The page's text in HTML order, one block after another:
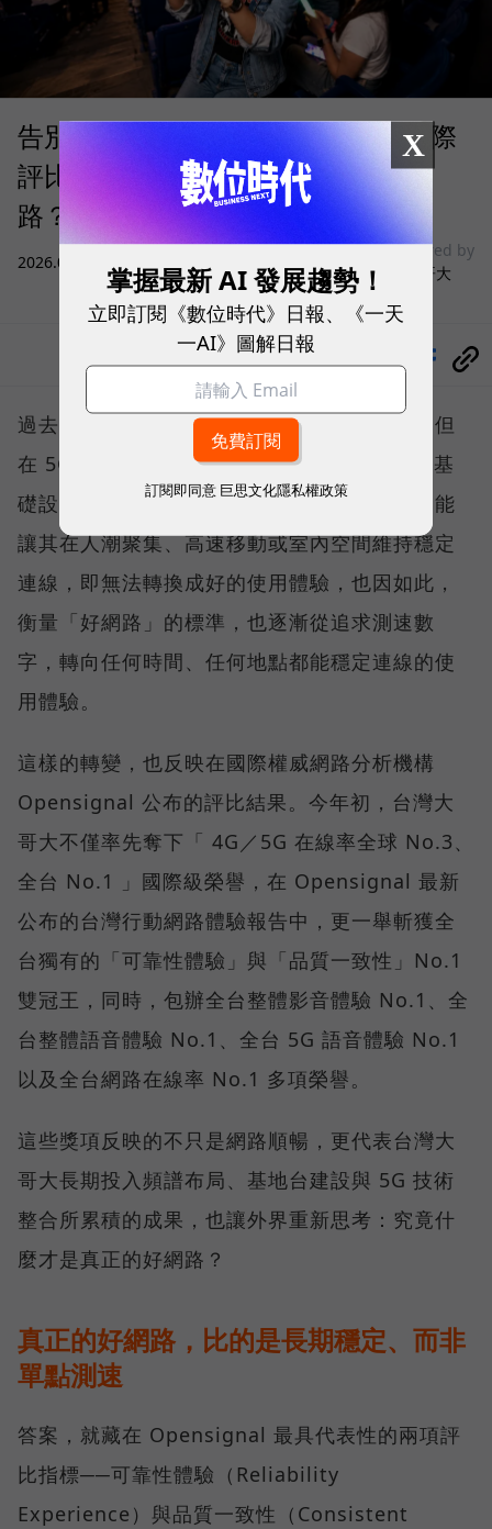
告別「極速迷思」！Opensignal 國際
評比揭密：什麼才是 5G 時代的好網
路？
2026.08.03 3C生活
sponsored by
台灣大哥大
過去，下載速度是評價電信服務的重要指標，但
在 5G 成為工作、娛樂、生活不可或缺的數位基
礎設施後，消費者發現，再快的網速，如果不能
讓其在人潮聚集、高速移動或室內空間維持穩定
連線，即無法轉換成好的使用體驗，也因如此，
衡量「好網路」的標準，也逐漸從追求測速數
字，轉向任何時間、任何地點都能穩定連線的使
用體驗。
這樣的轉變，也反映在國際權威網路分析機構
Opensignal 公布的評比結果。今年初，台灣大
哥大不僅率先奪下「 4G／5G 在線率全球 No.3、
全台 No.1 」國際級榮譽，在 Opensignal 最新
公布的台灣行動網路體驗報告中，更一舉斬獲全
台獨有的「可靠性體驗」與「品質一致性」No.1
雙冠王，同時，包辦全台整體影音體驗 No.1、全
台整體語音體驗 No.1、全台 5G 語音體驗 No.1
以及全台網路在線率 No.1 多項榮譽。
這些獎項反映的不只是網路順暢，更代表台灣大
哥大長期投入頻譜布局、基地台建設與 5G 技術
整合所累積的成果，也讓外界重新思考：究竟什
麼才是真正的好網路？
真正的好網路，比的是長期穩定、而非
單點測速
答案，就藏在 Opensignal 最具代表性的兩項評
比指標──可靠性體驗（Reliability
Experience）與品質一致性（Consistent
X
掌握最新 AI 發展趨勢！
立即訂閱《數位時代》日報、《一天
一AI》圖解日報
訂閱即同意 巨思文化隱私權政策